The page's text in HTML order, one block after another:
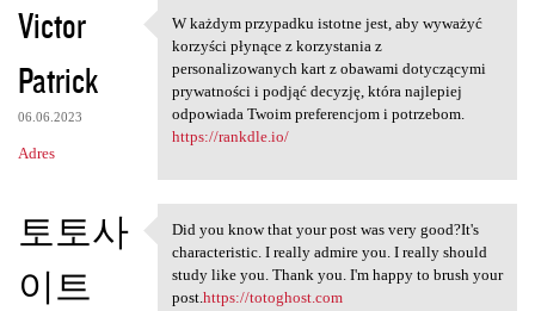
Victor
Patrick
06.06.2023
Adres
W każdym przypadku istotne
W każdym przypadku istotne jest, aby wyważyć
korzyści płynące z korzystania z
personalizowanych kart z obawami dotyczącymi
prywatności i podjąć decyzję, która najlepiej
odpowiada Twoim preferencjom i potrzebom.
https://rankdle.io/
토토사
이트
Did you know that your post
Did you know that your post was very good?It's
characteristic. I really admire you. I really should
study like you. Thank you. I'm happy to brush your
post.https://totoghost.com